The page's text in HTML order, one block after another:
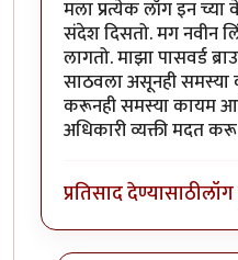
मला प्रत्येक लॉग इन
संदेश दिसतो. मग नवीन
लागतो. माझा पासवर्ड
साठवला असूनही
करूनही समस्या कायम
अधिकारी व्यक्ती मदत
प्रतिसाद देण्यासाठी